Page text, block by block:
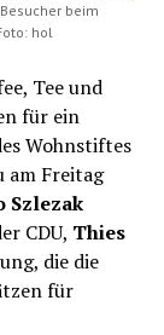
beim
hol
Tee und
für ein
Wohnstiftes
am Freitag
Szlezak
CDU, Thies
die die
für